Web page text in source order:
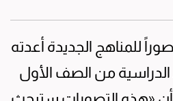
أنه تسلم 16 تصوراً للمناهج الجديدة أعدته
الدراسية من الصف الأول